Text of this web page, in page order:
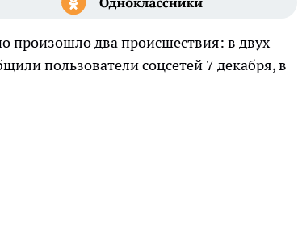
произошло два происшествия: в двух
пользователи соцсетей 7 декабря, в